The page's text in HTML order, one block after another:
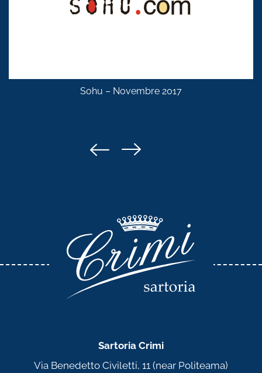
Sohu – Novembre 2017
Sartoria Crimi
Via Benedetto Civiletti, 11 (near Politeama)